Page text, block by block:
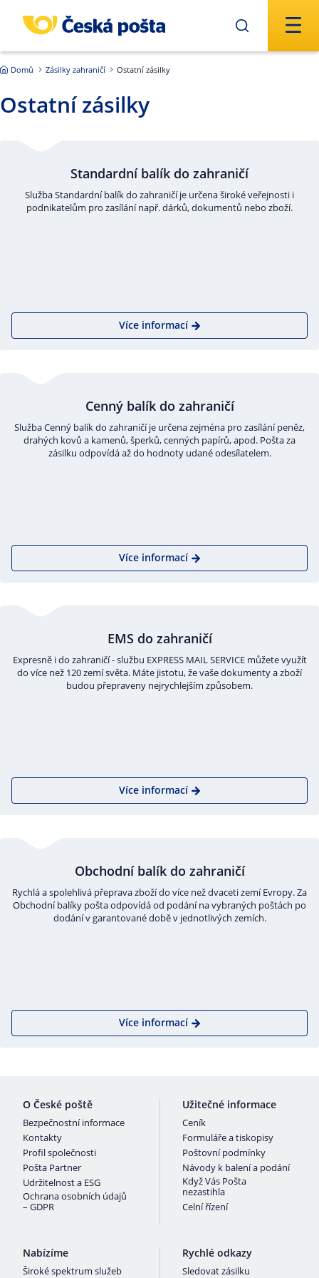
Domů Zásilky zahraničí Ostatní zásilky
Ostatní zásilky
Standardní balík do zahraničí
Služba Standardní balík do zahraničí je určena široké veřejnosti i
podnikatelům pro zasílání např. dárků, dokumentů nebo zboží.
Více informací
Cenný balík do zahraničí
Služba Cenný balík do zahraničí je určena zejména pro zasílání peněz,
drahých kovů a kamenů, šperků, cenných papírů, apod. Pošta za
zásilku odpovídá až do hodnoty udané odesílatelem.
Více informací
EMS do zahraničí
Expresně i do zahraničí - službu EXPRESS MAIL SERVICE můžete využít
do více než 120 zemí světa. Máte jistotu, že vaše dokumenty a zboží
budou přepraveny nejrychlejším způsobem.
Více informací
Obchodní balík do zahraničí
Rychlá a spolehlivá přeprava zboží do více než dvaceti zemí Evropy. Za
Obchodní balíky pošta odpovídá od podání na vybraných poštách po
dodání v garantované době v jednotlivých zemích.
Více informací
O České poště
Bezpečnostní informace
Kontakty
Profil společnosti
Pošta Partner
Udržitelnost a ESG
Ochrana osobních údajů
– GDPR
Užitečné informace
Ceník
Formuláře a tiskopisy
Poštovní podmínky
Návody k balení a podání
Když Vás Pošta
nezastihla
Celní řízení
Nabízíme
Široké spektrum služeb
Rychlé odkazy
Sledovat zásilku